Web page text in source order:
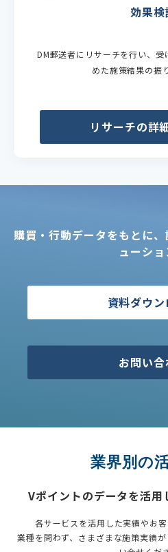
効果検
DM郵送者にリサーチを行い、
めた施策結果の振
リサーチの詳
購買・行動データをもとに
ューショ
資料ダウ
お問い合
業界別の
Vポイントのデータを活用
各サービスを活用した実績やお客
業種を問わず、さまざまな施策実績